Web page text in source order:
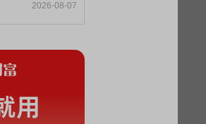
2026-08-07